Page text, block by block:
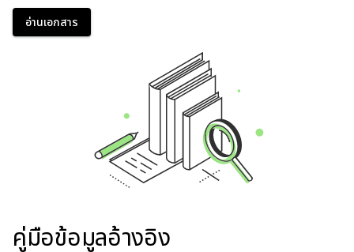
อ่านเอกสาร
คู่มือข้อมูลอ้างอิง